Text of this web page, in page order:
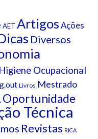
AET ArtigosAções
Diversos
Higiene Ocupacional
Livros Mestrado
Oportunidade
Técnica
Revistas RICA